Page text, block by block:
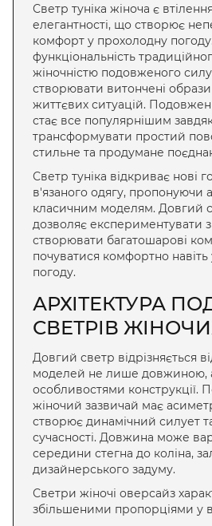
Светр туніка жіноча є
елегантності, що створює
комфорт у прохолодну
функціональність
жіночністю подовженого
створювати витончені образи
життєвих ситуацій.
стає все популярнішим
трансформувати простий
стильне та продумане
Светр туніка відкриває нові
в'язаного одягу, пропонуючи
класичним моделям. Довгий
дозволяє експериментувати
створювати багатошарові
почуватися комфортно
погоду.
АРХІТЕКТУРА
СВЕТРІВ
Довгий светр відрізняється
моделей не лише довжиною,
особливостями конструкції.
жіночий зазвичай має
створює динамічний силует
сучасності. Довжина може
середини стегна до коліна,
дизайнерського задуму.
Светри жіночі оверсайз
збільшеними пропорціями у